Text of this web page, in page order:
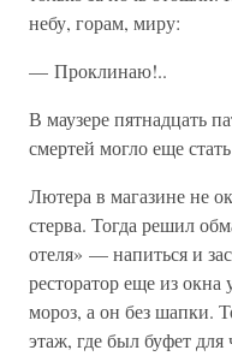
небу, горам, миру:
— Проклинаю!..
В маузере пятнадцать
смертей могло еще
Лютера в магазине не
стерва. Тогда решил
отеля» — напиться и
ресторатор еще из окна
мороз, а он без шапки.
этаж, где был буфет